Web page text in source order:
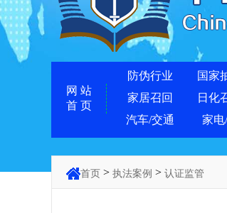
网 站
首 页
防伪行业 国家
家居召回
日化
汽车/交通
家电
首页 > 执法案例 > 认证监管